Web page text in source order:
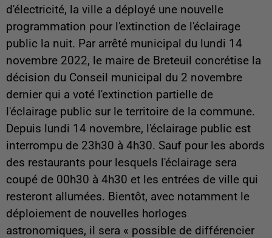
d'électricité, la ville a déployé une nouvelle
programmation pour l'extinction de l'éclairage
public la nuit. Par arrêté municipal du lundi 14
novembre 2022, le maire de Breteuil concrétise la
décision du Conseil municipal du 2 novembre
dernier qui a voté l'extinction partielle de
l'éclairage public sur le territoire de la commune.
Depuis lundi 14 novembre, l'éclairage public est
interrompu de 23h30 à 4h30. Sauf pour les abords
des restaurants pour lesquels l'éclairage sera
coupé de 00h30 à 4h30 et les entrées de ville qui
resteront allumées. Bientôt, avec notamment le
déploiement de nouvelles horloges
astronomiques, il sera « possible de différencier